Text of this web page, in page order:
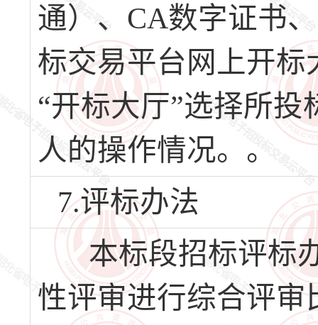
通）、CA数字证书
标交易平台网上开标
“开标大厅”选择所
人的操作情况。。
7.评标办法
本标段招标评标
性评审进行综合评